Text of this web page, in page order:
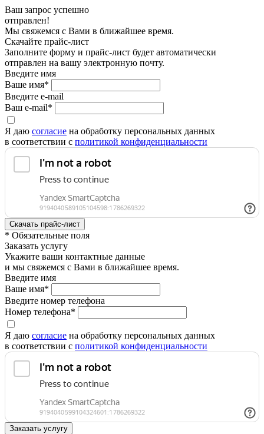
Ваш запрос успешно
отправлен!
Мы свяжемся с Вами в ближайшее время.
Скачайте прайс-лист
Заполните форму и прайс-лист будет автоматически
отправлен на вашу электронную почту.
Введите имя
Ваше имя*
Введите e-mail
Ваш e-mail*
Я даю согласие на обработку персональных данных
в соответствии с политикой конфиденциальности
* Обязательные поля
Заказать услугу
Укажите ваши контактные данные
и мы свяжемся с Вами в ближайшее время.
Введите имя
Ваше имя*
Введите номер телефона
Номер телефона*
Я даю согласие на обработку персональных данных
в соответствии с политикой конфиденциальности